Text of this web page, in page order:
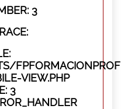
3
VIEW.PHP
3